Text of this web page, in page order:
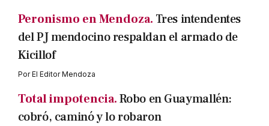
Peronismo en Mendoza. Tres intendentes
del PJ mendocino respaldan el armado de
Kicillof
PorEl Editor Mendoza
Total impotencia.Robo en Guaymallén:
cobró, caminó y lo robaron